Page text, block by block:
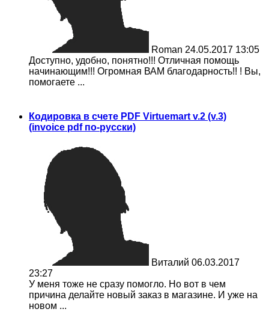
Roman 24.05.2017 13:05
Доступно, удобно, понятно!!! Отличная помощь
начинающим!!! Огромная ВАМ благодарность!! ! Вы,
помогаете ...
Кодировка в счете PDF Virtuemart v.2 (v.3)
(invoice pdf по-русски)
Виталий 06.03.2017
23:27
У меня тоже не сразу помогло. Но вот в чем
причина делайте новый заказ в магазине. И уже на
новом ...